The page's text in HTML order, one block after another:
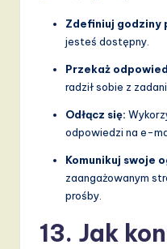
Zdefiniuj godziny
jesteś dostępny.
Przekaż
radził sobie z
Odłącz się:
odpowiedzi na e-
Komunikuj swoje
zaangażowanym
prośby.
13. Jak